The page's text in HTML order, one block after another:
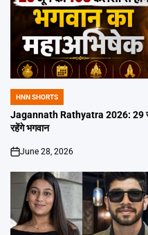
POSTED
IN
HNN SHORTS
Jagannath Rathyatra 2026: 29 जून
रहेंगे भगवान
on
June 28, 2026